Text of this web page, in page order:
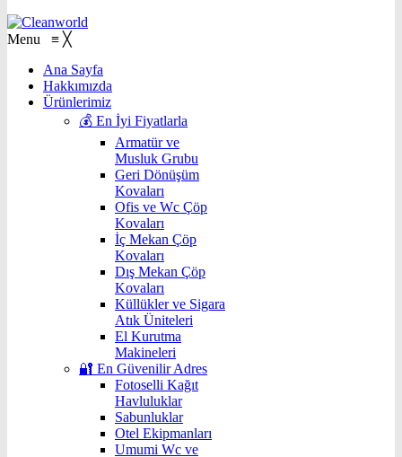
Menu ≡ ╳
Ana Sayfa
Hakkımızda
Ürünlerimiz
💰 En İyi Fiyatlarla
Armatür ve
Musluk Grubu
Geri Dönüşüm
Kovaları
Ofis ve Wc Çöp
Kovaları
İç Mekan Çöp
Kovaları
Dış Mekan Çöp
Kovaları
Küllükler ve Sigara
Atık Üniteleri
El Kurutma
Makineleri
🔐 En Güvenilir Adres
Fotoselli Kağıt
Havluluklar
Sabunluklar
Otel Ekipmanları
Umumi Wc ve